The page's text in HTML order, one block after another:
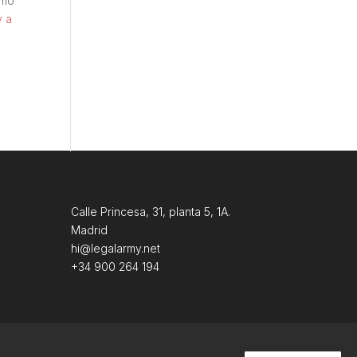
a
Calle Princesa, 31, planta 5, 1A.
Madrid
hi@legalarmy.net
+34 900 264 194